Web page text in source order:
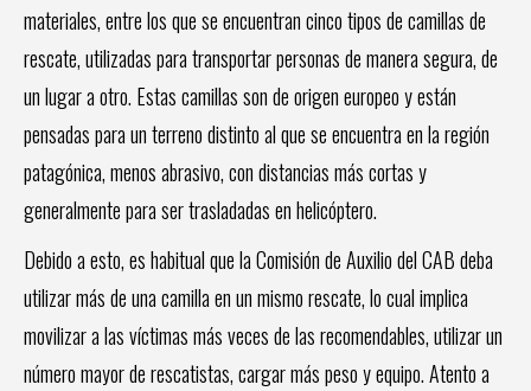
materiales, entre los que se encuentran cinco tipos de camillas de
rescate, utilizadas para transportar personas de manera segura, de
un lugar a otro. Estas camillas son de origen europeo y están
pensadas para un terreno distinto al que se encuentra en la región
patagónica, menos abrasivo, con distancias más cortas y
generalmente para ser trasladadas en helicóptero.
Debido a esto, es habitual que la Comisión de Auxilio del CAB deba
utilizar más de una camilla en un mismo rescate, lo cual implica
movilizar a las víctimas más veces de las recomendables, utilizar un
número mayor de rescatistas, cargar más peso y equipo. Atento a